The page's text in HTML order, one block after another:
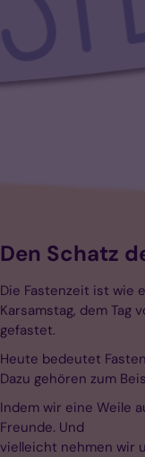
Den Schatz
Die Fastenzeit ist wie
Karsamstag, dem Tag
gefastet.
Heute bedeutet
Dazu gehören zum
Indem wir eine Weile
Freunde. Und
vielleicht nehmen wir